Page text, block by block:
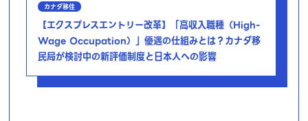
カナダ移住
【エクスプレスエントリー改革】「高収入職種（High-
Wage Occupation）」優遇の仕組みとは？カナダ移
民局が検討中の新評価制度と日本人への影響